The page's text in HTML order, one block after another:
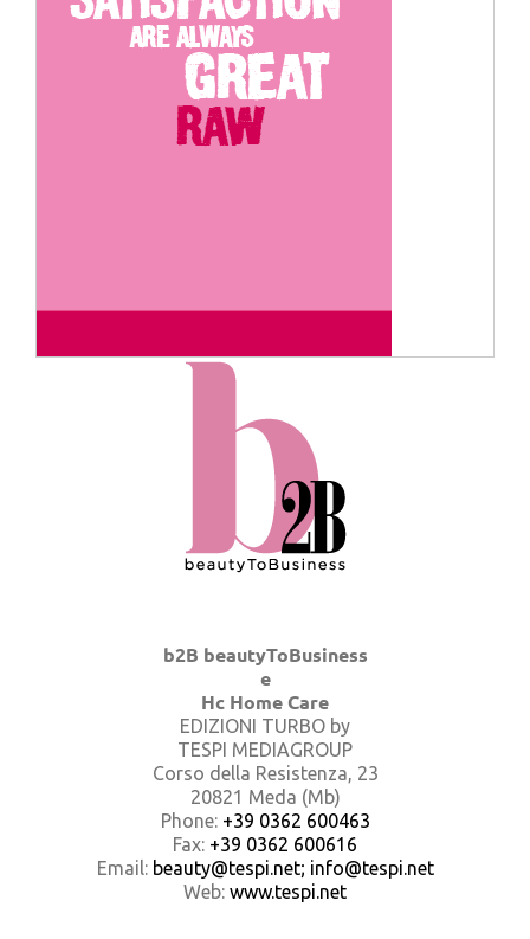
b2B beautyToBusiness
e
Hc Home Care
EDIZIONI TURBO by
TESPI MEDIAGROUP
Corso della Resistenza, 23
20821 Meda (Mb)
Phone: +39 0362 600463
Fax: +39 0362 600616
Email: beauty@tespi.net; info@tespi.net
Web: www.tespi.net